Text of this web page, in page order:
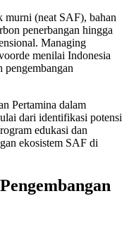
murni (neat SAF), bahan
penerbangan hingga
Managing
menilai Indonesia
Pertamina dalam
dari identifikasi potensi
edukasi dan
ekosistem SAF di